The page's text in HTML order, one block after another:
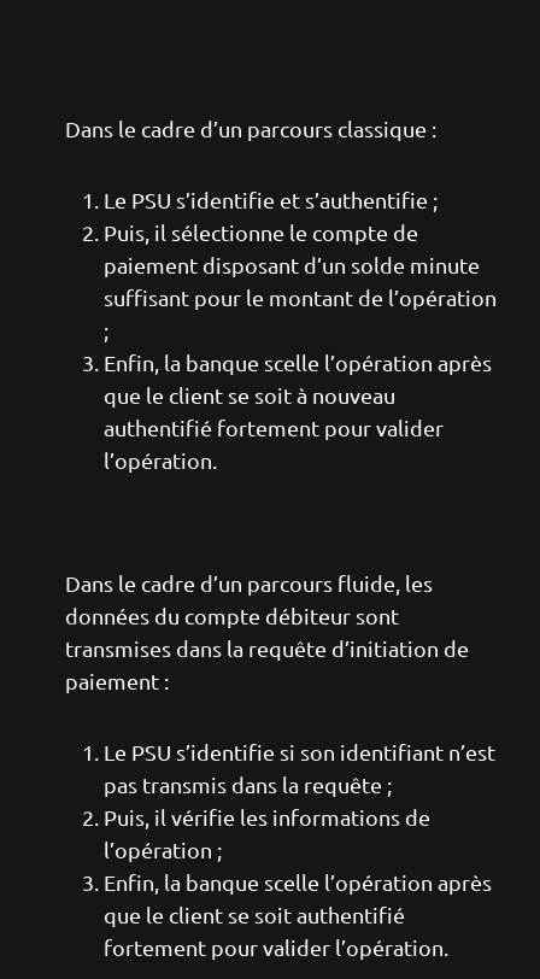
Dans le cadre d’un parcours classique :
Le PSU s’identifie et s’authentifie ;
Puis, il sélectionne le compte de
paiement disposant d’un solde minute
suffisant pour le montant de l’opération
;
Enfin, la banque scelle l’opération après
que le client se soit à nouveau
authentifié fortement pour valider
l’opération.
Dans le cadre d’un parcours fluide, les
données du compte débiteur sont
transmises dans la requête d’initiation de
paiement :
Le PSU s’identifie si son identifiant n’est
pas transmis dans la requête ;
Puis, il vérifie les informations de
l’opération ;
Enfin, la banque scelle l’opération après
que le client se soit authentifié
fortement pour valider l’opération.